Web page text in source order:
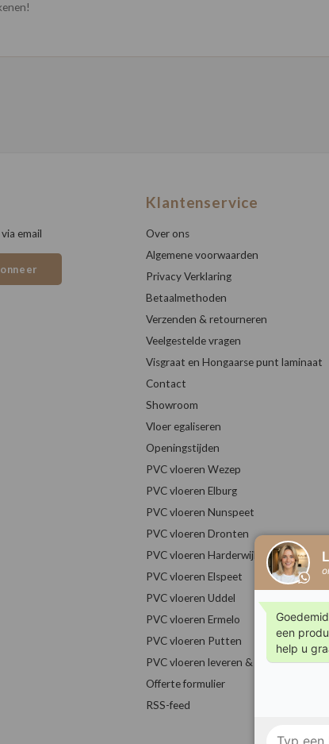
email
Klantenservice
Over ons
Algemene voorwaarden
Privacy Verklaring
Betaalmethoden
Verzenden & retourneren
Veelgestelde vragen
Visgraat en Hongaarse punt laminaat
Contact
Showroom
Vloer egaliseren
Openingstijden
PVC vloeren Wezep
PVC vloeren Elburg
PVC vloeren Nunspeet
PVC vloeren Dronten
PVC vloeren Harderwijk
PVC vloeren Elspeet
PVC vloeren Uddel
PVC vloeren Ermelo
PVC vloeren Putten
PVC vloeren leveren & leggen
Offerte formulier
RSS-feed